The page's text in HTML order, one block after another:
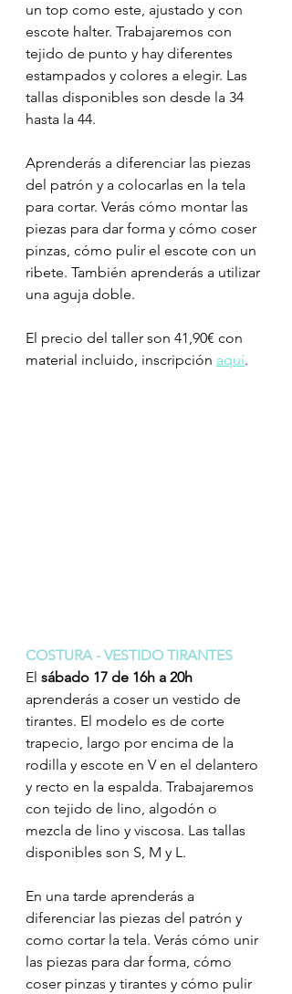
un top como este, ajustado y con
escote halter. Trabajaremos con
tejido de punto y hay diferentes
estampados y colores a elegir. Las
tallas disponibles son desde la 34
hasta la 44.
Aprenderás a diferenciar las piezas
del patrón y a colocarlas en la tela
para cortar. Verás cómo montar las
piezas para dar forma y cómo coser
pinzas, cómo pulir el escote con un
ribete. También aprenderás a utilizar
una aguja doble.
El precio del taller son 41,90€ con
material incluido, inscripción aquí.
COSTURA - VESTIDO TIRANTES
El sábado 17 de 16h a 20h
aprenderás a coser un vestido de
tirantes. El modelo es de corte
trapecio, largo por encima de la
rodilla y escote en V en el delantero
y recto en la espalda. Trabajaremos
con tejido de lino, algodón o
mezcla de lino y viscosa. Las tallas
disponibles son S, M y L.
En una tarde aprenderás a
diferenciar las piezas del patrón y
como cortar la tela. Verás cómo unir
las piezas para dar forma, cómo
coser pinzas y tirantes y cómo pulir